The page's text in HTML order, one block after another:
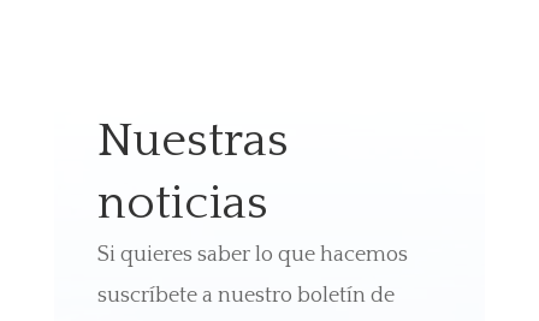
Nuestras
noticias
Si quieres saber lo que hacemos
suscríbete a nuestro boletín de